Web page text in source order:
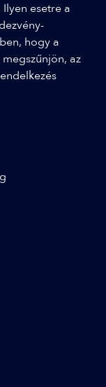
esetre a
hogy a
az